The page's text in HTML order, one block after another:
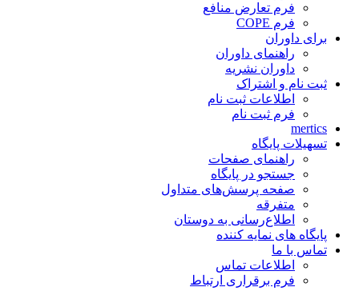
فرم تعارض منافع
فرم COPE
برای داوران
راهنمای داوران
داوران نشریه
ثبت نام و اشتراک
اطلاعات ثبت نام
فرم ثبت نام
mertics
تسهیلات پایگاه
راهنمای صفحات
جستجو در پایگاه
صفحه پرسش‌های متداول
متفرقه
اطلاع‌رسانی به دوستان
پایگاه های نمایه کننده
تماس با ما
اطلاعات تماس
فرم برقراری ارتباط